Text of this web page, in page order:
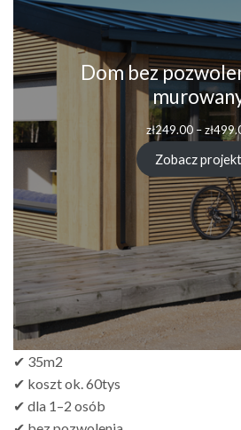
Dom bez
zł249.00 – zł
Zobacz projekt
✔ 35m2
✔ koszt ok. 60tys
✔ dla 1–2 osób